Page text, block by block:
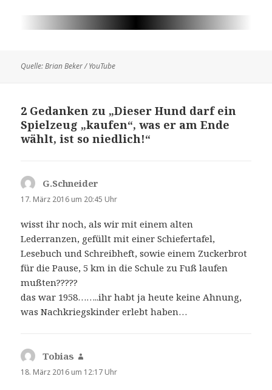
Quelle: Brian Beker / YouTube
2 Gedanken zu „Dieser Hund darf ein
Spielzeug „kaufen“, was er am Ende
wählt, ist so niedlich!“
G.Schneider
17. März 2016 um 20:45 Uhr
wisst ihr noch, als wir mit einem alten
Lederranzen, gefüllt mit einer Schiefertafel,
Lesebuch und Schreibheft, sowie einem Zuckerbrot
für die Pause, 5 km in die Schule zu Fuß laufen
mußten?????
das war 1958……..ihr habt ja heute keine Ahnung,
was Nachkriegskinder erlebt haben…
Tobias
18. März 2016 um 12:17 Uhr